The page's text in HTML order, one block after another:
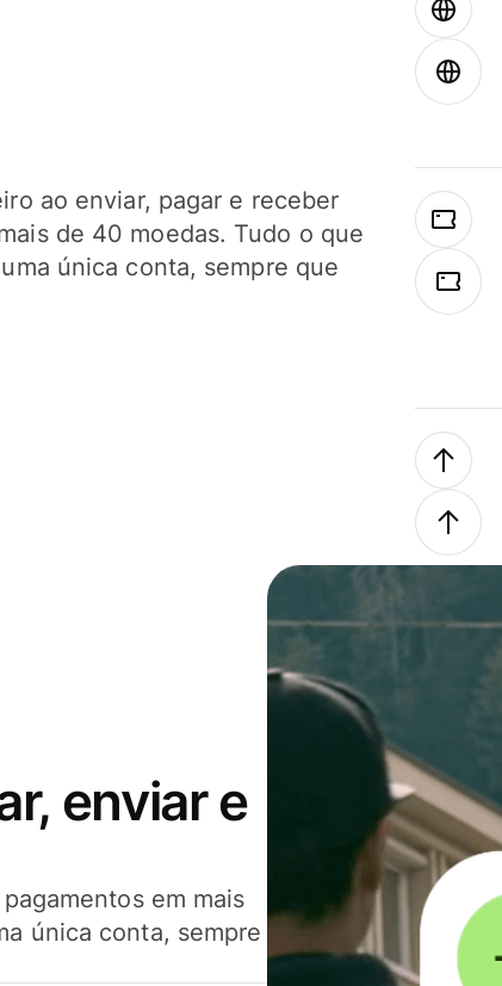
ao enviar, pagar e receber
de 40 moedas. Tudo o que
única conta, sempre que
enviar e
em mais
única conta, sempre